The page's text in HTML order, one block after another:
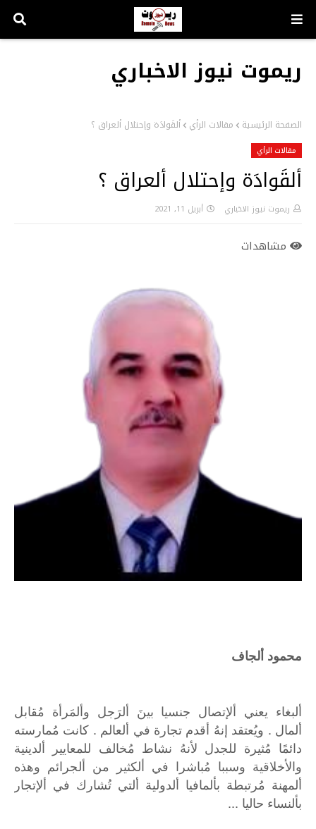
ريموت نيوز الاخباري
الصفحة الرئيسية مقالات الرأي ألقَوادَة وإحتلال ألعراق ؟
مقالات الرأي
ألقَوادَة وإحتلال ألعراق ؟
ريموت نيوز الاخباري أبريل 11, 2021
مشاهدات
محمود ألجاف
ألبغاء يعني ألإتصال جنسيا بينَ ألرَجل وألمَرأة مُقابل
ألمال . ويُعتقد إنهُ أقدم تجارة في ألعالم . كانت مُمارسته
دائمًا مُثيرة للجدل لأنهُ نشاط مُخالف للمعايير ألدينية
والأخلاقية وسببا مُباشرا في ألكثير من ألجرائم وهذه
ألمهنة مُرتبطة بألمافيا ألدولية ألتي تُشارك في ألإتجار
بألنساء حاليا ...